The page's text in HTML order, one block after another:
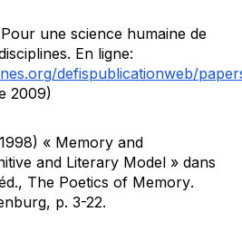
une science humaine de
. En ligne:
defispublicationweb/
2009)
« Memory and
and Literary Model » dans
The Poetics of Memory.
p. 3-22.